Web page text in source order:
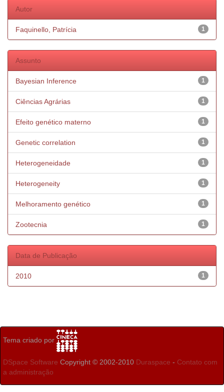
Autor
1
Faquinello, Patrícia
Assunto
1
Bayesian Inference
1
Ciências Agrárias
1
Efeito genético materno
1
Genetic correlation
1
Heterogeneidade
1
Heterogeneity
1
Melhoramento genético
1
Zootecnia
Data de Publicação
1
2010
Tema criado por
DSpace Software Copyright © 2002-2010 Duraspace - Contato com
a administração